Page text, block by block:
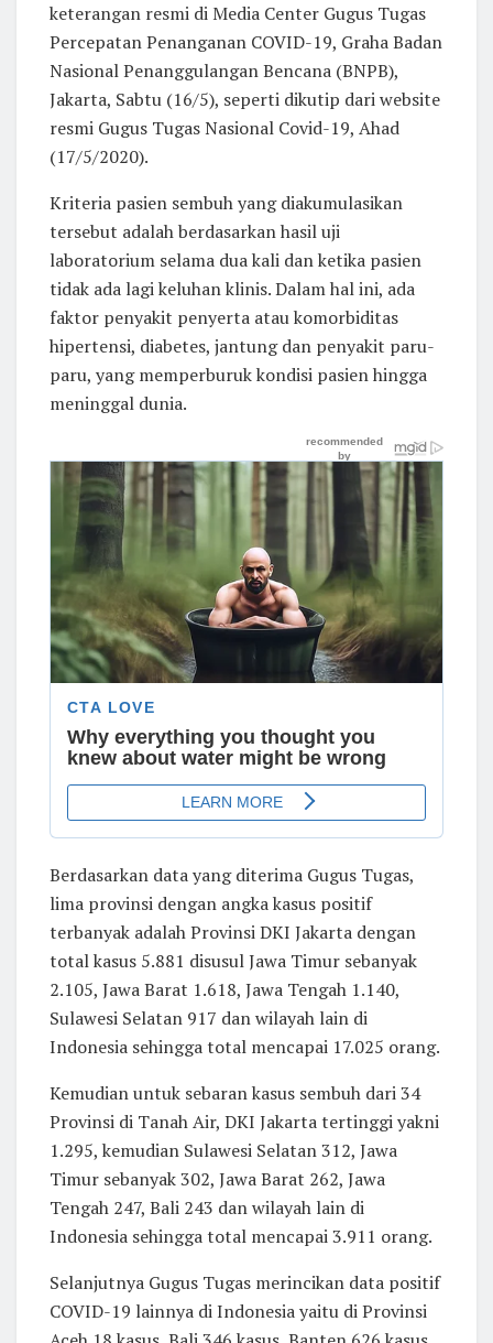
keterangan resmi di Media Center Gugus Tugas
Percepatan Penanganan COVID-19, Graha Badan
Nasional Penanggulangan Bencana (BNPB),
Jakarta, Sabtu (16/5), seperti dikutip dari website
resmi Gugus Tugas Nasional Covid-19, Ahad
(17/5/2020).
Kriteria pasien sembuh yang diakumulasikan
tersebut adalah berdasarkan hasil uji
laboratorium selama dua kali dan ketika pasien
tidak ada lagi keluhan klinis. Dalam hal ini, ada
faktor penyakit penyerta atau komorbiditas
hipertensi, diabetes, jantung dan penyakit paru-
paru, yang memperburuk kondisi pasien hingga
meninggal dunia.
Berdasarkan data yang diterima Gugus Tugas,
lima provinsi dengan angka kasus positif
terbanyak adalah Provinsi DKI Jakarta dengan
total kasus 5.881 disusul Jawa Timur sebanyak
2.105, Jawa Barat 1.618, Jawa Tengah 1.140,
Sulawesi Selatan 917 dan wilayah lain di
Indonesia sehingga total mencapai 17.025 orang.
Kemudian untuk sebaran kasus sembuh dari 34
Provinsi di Tanah Air, DKI Jakarta tertinggi yakni
1.295, kemudian Sulawesi Selatan 312, Jawa
Timur sebanyak 302, Jawa Barat 262, Jawa
Tengah 247, Bali 243 dan wilayah lain di
Indonesia sehingga total mencapai 3.911 orang.
Selanjutnya Gugus Tugas merincikan data positif
COVID-19 lainnya di Indonesia yaitu di Provinsi